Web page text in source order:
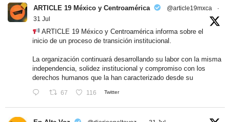
ARTICLE 19 México y Centroamérica @article19mxca
·
31 Jul
ARTICLE 19 México y Centroamérica informa sobre el
inicio de un proceso de transición institucional.
La organización continuará desarrollando su labor con la misma
independencia, solidez institucional y compromiso con los
derechos humanos que la han caracterizado desde su
67 116 Twitter